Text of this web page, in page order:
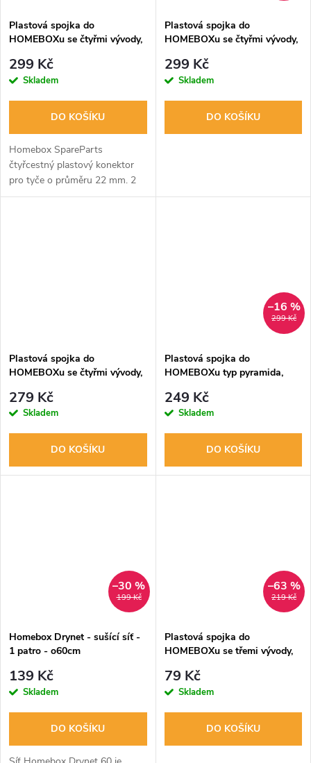
Plastová spojka do
HOMEBOXu se čtyřmi vývody,
299 Kč
Skladem
DO KOŠÍKU
Homebox SpareParts
čtyřcestný plastový konektor
pro tyče o průměru 22 mm. 2
ks v balení.
Plastová spojka do
HOMEBOXu se čtyřmi vývody,
299 Kč
Skladem
DO KOŠÍKU
Plastová spojka do
HOMEBOXu se čtyřmi vývody,
279 Kč
Skladem
DO KOŠÍKU
299 Kč
–16 %
Plastová spojka do
HOMEBOXu typ pyramida,
249 Kč
Skladem
DO KOŠÍKU
199 Kč
–30 %
Homebox Drynet - sušící síť -
1 patro - o60cm
139 Kč
Skladem
DO KOŠÍKU
219 Kč
–63 %
Plastová spojka do
HOMEBOXu se třemi vývody,
79 Kč
Skladem
DO KOŠÍKU